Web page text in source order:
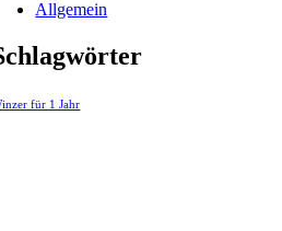
Allgemein
für 1 Jahr